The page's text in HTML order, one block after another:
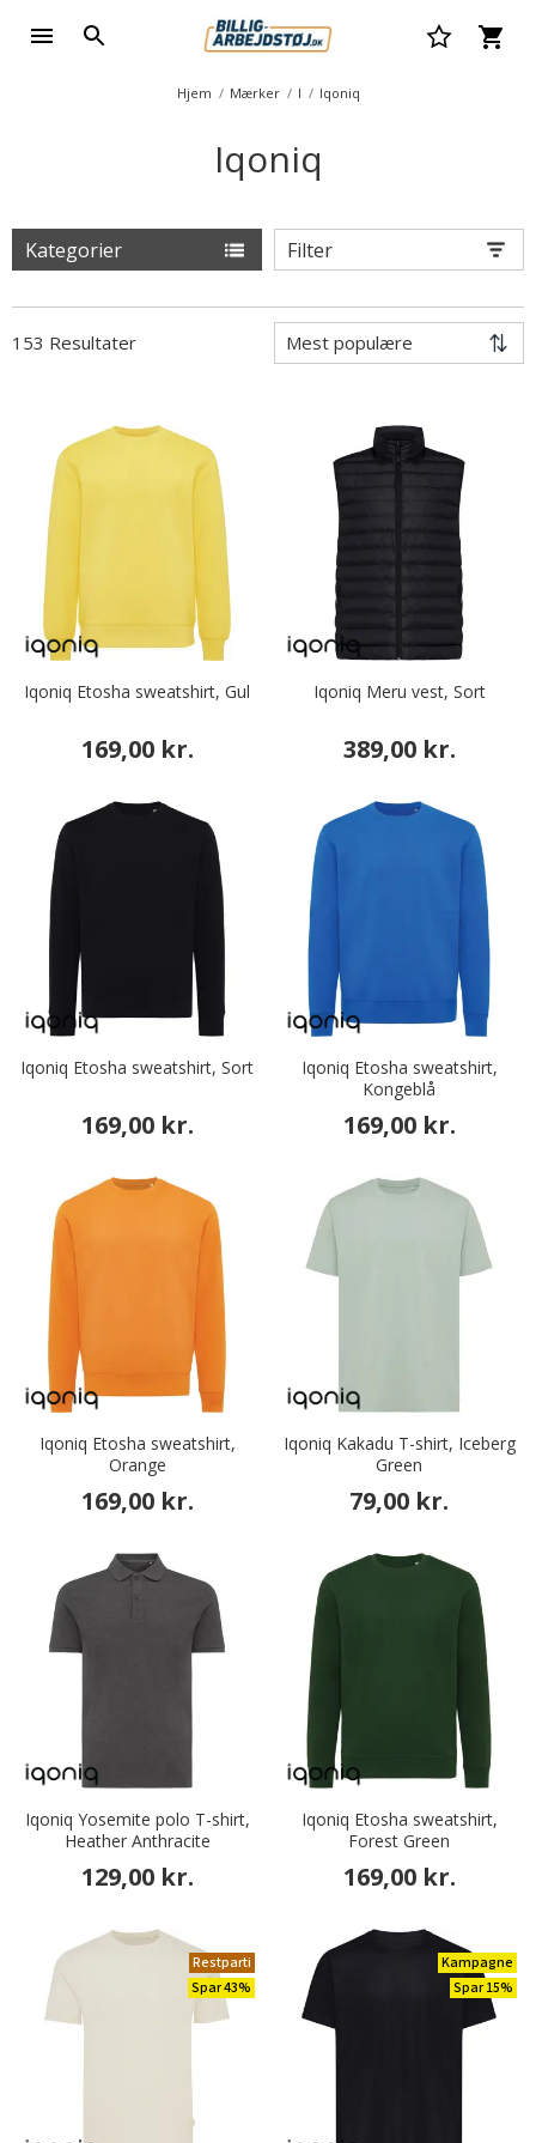
Hjem Mærker I Iqoniq
Iqoniq
Kategorier Filter
153 Resultater
Iqoniq Etosha sweatshirt, Gul
169,00 kr.
Iqoniq Meru vest, Sort
389,00 kr.
Iqoniq Etosha sweatshirt, Sort
169,00 kr.
Iqoniq Etosha sweatshirt,
Kongeblå
169,00 kr.
Iqoniq Etosha sweatshirt,
Orange
169,00 kr.
Iqoniq Kakadu T-shirt, Iceberg
Green
79,00 kr.
Iqoniq Yosemite polo T-shirt,
Heather Anthracite
129,00 kr.
Iqoniq Etosha sweatshirt,
Forest Green
169,00 kr.
Restparti
Spar 43%
Kampagne
Spar 15%